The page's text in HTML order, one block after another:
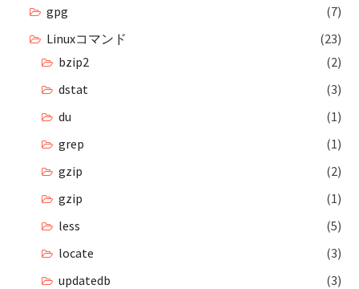
gpg
(7)
Linuxコマンド
(23)
bzip2
(2)
dstat
(3)
du
(1)
grep
(1)
gzip
(2)
gzip
(1)
less
(5)
locate
(3)
updatedb
(3)